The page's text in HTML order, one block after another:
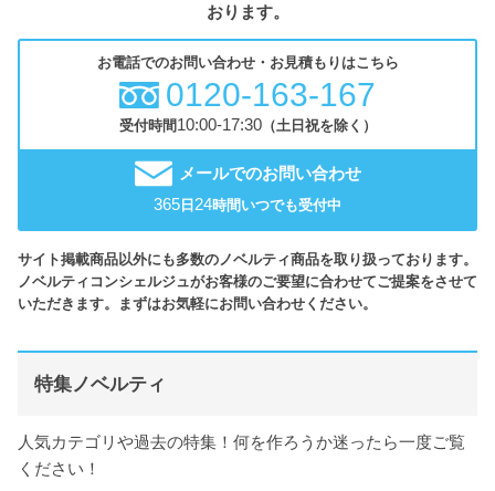
おります。
お電話でのお問い合わせ・お見積もりはこちら
0120-163-167
受付時間10:00-17:30（土日祝を除く）
メールでのお問い合わせ
365日24時間いつでも受付中
サイト掲載商品以外にも多数のノベルティ商品を取り扱っております。
ノベルティコンシェルジュがお客様のご要望に合わせてご提案をさせて
いただきます。まずはお気軽にお問い合わせください。
特集ノベルティ
人気カテゴリや過去の特集！何を作ろうか迷ったら一度ご覧
ください！